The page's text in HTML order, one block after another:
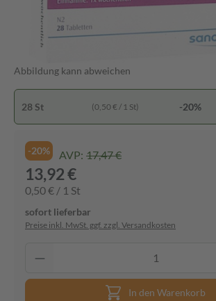
Abbildung kann abweichen
28 St (0,50 € / 1 St) -20%
-20% AVP: 17,47 €
13,92 €
0,50 € / 1 St
sofort lieferbar
Preise inkl. MwSt. ggf. zzgl. Versandkosten
In den Warenkorb